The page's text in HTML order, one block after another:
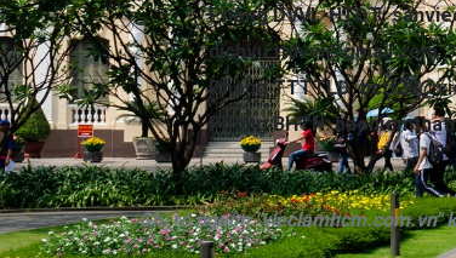
Phòng DVVL-HTĐT:
dichvu.ttdvvl@gmail.com
Phòng TTTTLĐ:
Phòng BHTN:
Ghi rõ nguồn "vieclamhcm.com.vn"